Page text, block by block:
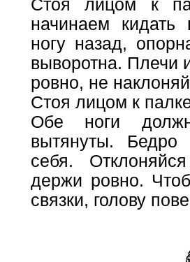
Стоя лицом к
начинаем кидать
ногу назад,
выворотна. Плечи
ровно, не
Стоя лицом к
Обе ноги
вытянуты. Бедро
себя.
держи ровно.
связки, голову